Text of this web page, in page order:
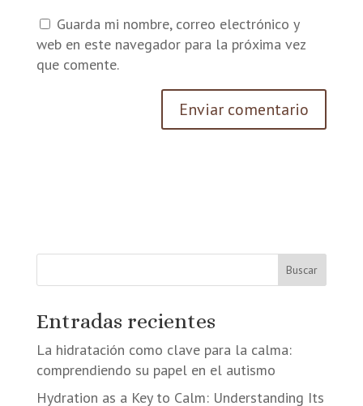
Guarda mi nombre, correo electrónico y
web en este navegador para la próxima vez
que comente.
Buscar
Entradas recientes
La hidratación como clave para la calma:
comprendiendo su papel en el autismo
Hydration as a Key to Calm: Understanding Its